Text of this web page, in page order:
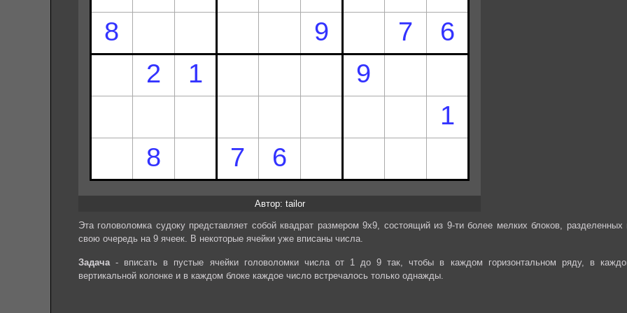
Автор: tailor
Эта головоломка судоку представляет собой квадрат размером 9х9, состоящий из 9-ти более мелких блоков, разделенных
свою очередь на 9 ячеек. В некоторые ячейки уже вписаны числа.
Задача- вписать в пустые ячейки головоломки числа от 1 до 9 так, чтобы в каждом горизонтальном ряду, в
вертикальной колонке и в каждом блоке каждое число встречалось только однажды.